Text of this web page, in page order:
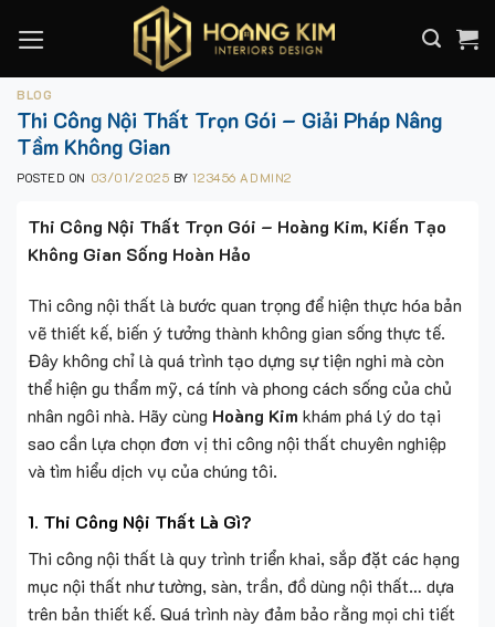
BLOG
Thi Công Nội Thất Trọn Gói – Giải Pháp Nâng
Tầm Không Gian
POSTED ON 03/01/2025 BY123456 ADMIN2
Thi Công Nội Thất Trọn Gói – Hoàng Kim, Kiến Tạo
Không Gian Sống Hoàn Hảo
Thi công nội thất là bước quan trọng để hiện thực hóa bản
vẽ thiết kế, biến ý tưởng thành không gian sống thực tế.
Đây không chỉ là quá trình tạo dựng sự tiện nghi mà còn
thể hiện gu thẩm mỹ, cá tính và phong cách sống của chủ
nhân ngôi nhà. Hãy cùng Hoàng Kim khám phá lý do tại
sao cần lựa chọn đơn vị thi công nội thất chuyên nghiệp
và tìm hiểu dịch vụ của chúng tôi.
1. Thi Công Nội Thất Là Gì?
Thi công nội thất là quy trình triển khai, sắp đặt các hạng
mục nội thất như tường, sàn, trần, đồ dùng nội thất… dựa
trên bản thiết kế. Quá trình này đảm bảo rằng mọi chi tiết